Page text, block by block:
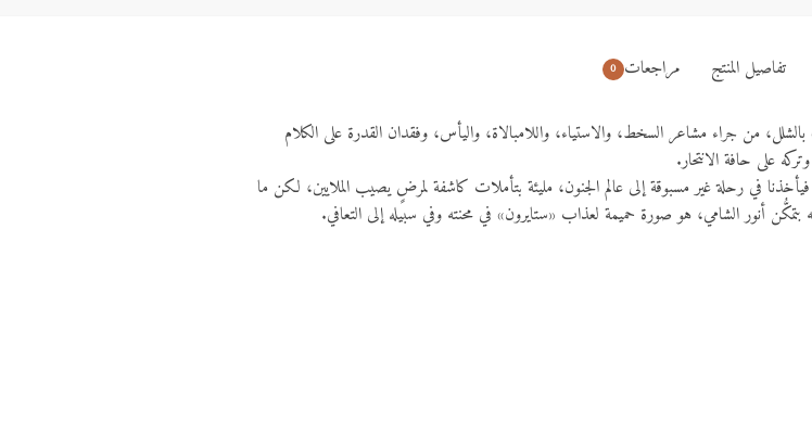
تفاصيل المنتج مراجعات 0
بالشلل، من جراء مشاعر السخط، والاستياء، واللامبالاة، واليأس، وفقدان القدرة على الكلام
على حافة الانتحار.
فيأخذنا في رحلة غير مسبوقة إلى عالم الجنون، مليئة بتأملات كاشفة لمرضٍ يصيب الملايين، لكن ما
أنور الشامي، هو صورة حميمة لعذاب «ستايرون» في محنته وفي سبيله إلى التعافي.